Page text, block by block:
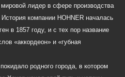
лидер в сфере производства
компании HOHNER началась
в 1857 году, и с тех пор название
«аккордеон» и «губная
родного города, в котором